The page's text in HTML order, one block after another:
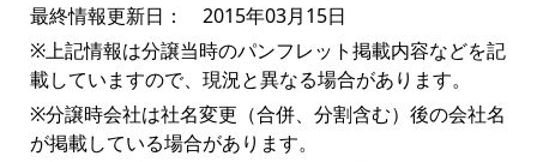
最終情報更新日： 2015年03月15日
※上記情報は分譲当時のパンフレット掲載内容などを記
載していますので、現況と異なる場合があります。
※分譲時会社は社名変更（合併、分割含む）後の会社名
が掲載している場合があります。